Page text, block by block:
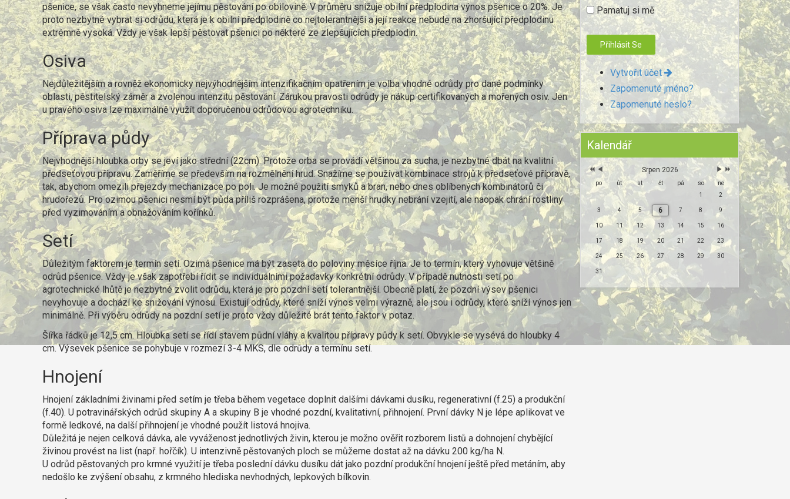
pšenice, se však často nevyhneme jejímu pěstování po obilovině. V průměru snižuje obilní předplodina výnos pšenice o 20%. Je
proto nezbytné vybrat si odrůdu, která je k obilní předplodině co nejtolerantnější a její reakce nebude na zhoršující předplodinu
extrémně vysoká. Vždy je však lepší pěstovat pšenici po některé ze zlepšujících předplodin.
Osiva
Nejdůležitějším a rovněž ekonomicky nejvýhodnějším intenzifikačním opatřením je volba vhodné odrůdy pro dané podmínky
oblasti, pěstitelský záměr a zvolenou intenzitu pěstování. Zárukou pravosti odrůdy je nákup certifikovaných a mořených osiv. Jen
u pravého osiva lze maximálně využít doporučenou odrůdovou agrotechniku.
Příprava půdy
Nejvhodnější hloubka orby se jeví jako střední (22cm). Protože orba se provádí většinou za sucha, je nezbytné dbát na kvalitní
předseťovou přípravu. Zaměříme se především na rozmělnění hrud. Snažíme se používat kombinace strojů k předseťové přípravě,
tak, abychom omezili přejezdy mechanizace po poli. Je možné použití smyků a bran, nebo dnes oblíbených kombinátorů či
hrudořezů. Pro ozimou pšenici nesmí být půda příliš rozprášena, protože menší hrudky nebrání vzejití, ale naopak chrání rostliny
před vyzimováním a obnažováním kořínků.
Setí
Důležitým faktorem je termín setí. Ozimá pšenice má být zaseta do poloviny měsíce října. Je to termín, který vyhovuje většině
odrůd pšenice. Vždy je však zapotřebí řídit se individuálními požadavky konkrétní odrůdy. V případě nutnosti setí po
agrotechnické lhůtě je nezbytné zvolit odrůdu, která je pro pozdní setí tolerantnější. Obecně platí, že pozdní výsev pšenici
nevyhovuje a dochází ke snižování výnosu. Existují odrůdy, které sníží výnos velmi výrazně, ale jsou i odrůdy, které sníží výnos jen
minimálně. Při výběru odrůdy na pozdní setí je proto vždy důležité brát tento faktor v potaz.
Šířka řádků je 12,5 cm. Hloubka setí se řídí stavem půdní vláhy a kvalitou přípravy půdy k setí. Obvykle se vysévá do hloubky 4
cm. Výsevek pšenice se pohybuje v rozmezí 3-4 MKS, dle odrůdy a termínu setí.
Hnojení
Hnojení základními živinami před setím je třeba během vegetace doplnit dalšími dávkami dusíku, regenerativní (f.25) a produkční
(f.40). U potravinářských odrůd skupiny A a skupiny B je vhodné pozdní, kvalitativní, přihnojení. První dávky N je lépe aplikovat ve
formě ledkové, na další přihnojení je vhodné použít listová hnojiva.
Důležitá je nejen celková dávka, ale vyváženost jednotlivých živin, kterou je možno ověřit rozborem listů a dohnojení chybějící
živinou provést na list (např. hořčík). U intenzivně pěstovaných ploch se můžeme dostat až na dávku 200 kg/ha N.
U odrůd pěstovaných pro krmné využití je třeba poslední dávku dusíku dát jako pozdní produkční hnojení ještě před metáním, aby
nedošlo ke zvýšení obsahu, z krmného hlediska nevhodných, lepkových bílkovin.
Pamatuj si mě
Vytvořit účet
Zapomenuté jméno?
Zapomenuté heslo?
Kalendář
Srpen 2026
po út st čt pá so
ne
1
2
3 4 5 6 7 8 9
10 11 12 13 14 15 16
17 18 19 20 21 22 23
24 25 26 27 28 29 30
31